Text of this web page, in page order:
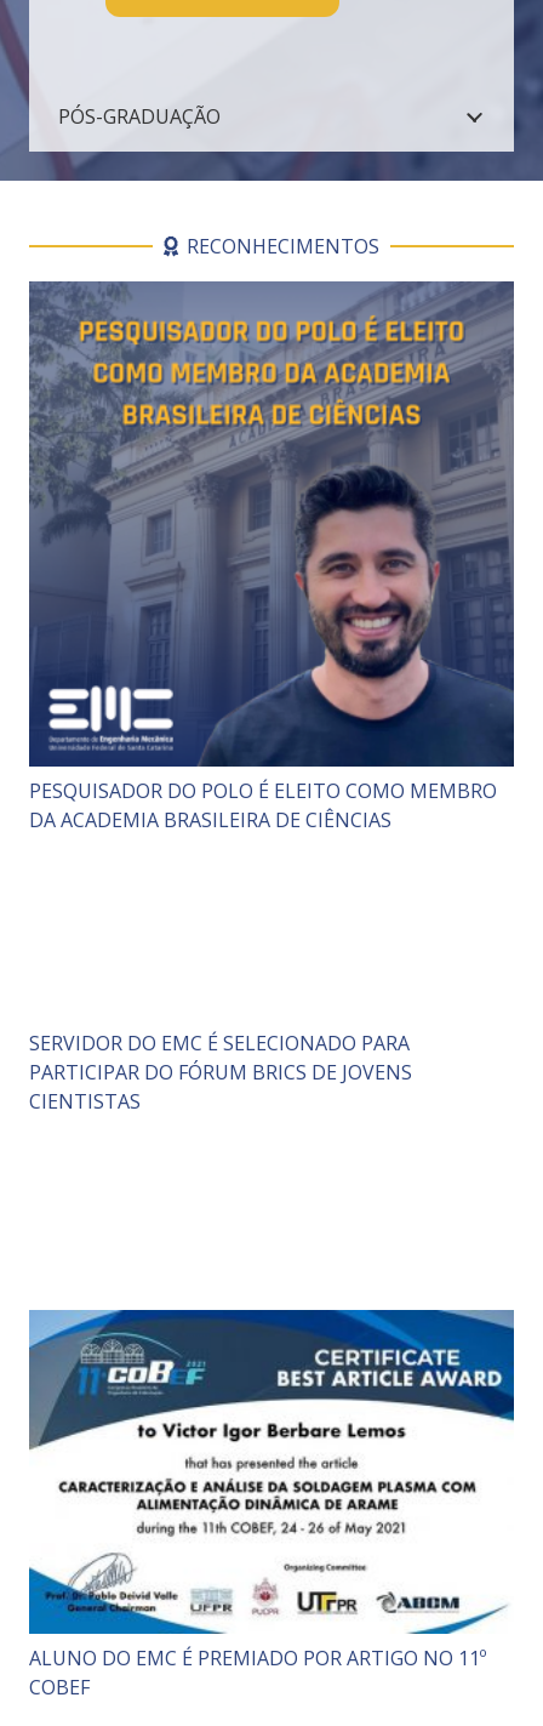
PÓS-GRADUAÇÃO
RECONHECIMENTOS
PESQUISADOR DO POLO É ELEITO COMO MEMBRO
DA ACADEMIA BRASILEIRA DE CIÊNCIAS
SERVIDOR DO EMC É SELECIONADO PARA
PARTICIPAR DO FÓRUM BRICS DE JOVENS
CIENTISTAS
ALUNO DO EMC É PREMIADO POR ARTIGO NO 11º
COBEF